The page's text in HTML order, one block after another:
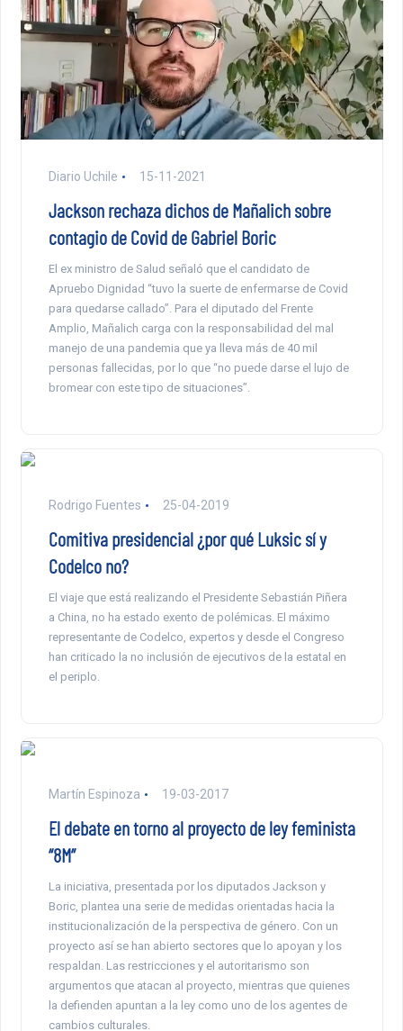
Diario Uchile 15-11-2021
Jackson rechaza dichos de Mañalich sobre
contagio de Covid de Gabriel Boric
El ex ministro de Salud señaló que el candidato de
Apruebo Dignidad “tuvo la suerte de enfermarse de Covid
para quedarse callado”. Para el diputado del Frente
Amplio, Mañalich carga con la responsabilidad del mal
manejo de una pandemia que ya lleva más de 40 mil
personas fallecidas, por lo que “no puede darse el lujo de
bromear con este tipo de situaciones”.
Rodrigo Fuentes 25-04-2019
Comitiva presidencial ¿por qué Luksic sí y
Codelco no?
El viaje que está realizando el Presidente Sebastián Piñera
a China, no ha estado exento de polémicas. El máximo
representante de Codelco, expertos y desde el Congreso
han criticado la no inclusión de ejecutivos de la estatal en
el periplo.
Martín Espinoza 19-03-2017
El debate en torno al proyecto de ley feminista
“8M”
La iniciativa, presentada por los diputados Jackson y
Boric, plantea una serie de medidas orientadas hacia la
institucionalización de la perspectiva de género. Con un
proyecto así se han abierto sectores que lo apoyan y los
respaldan. Las restricciones y el autoritarismo son
argumentos que atacan al proyecto, mientras que quienes
la defienden apuntan a la ley como uno de los agentes de
cambios culturales.